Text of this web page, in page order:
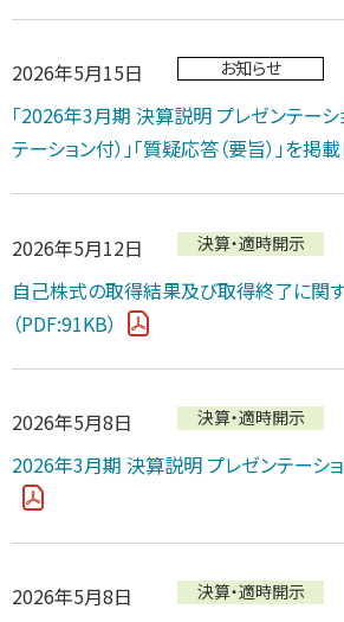
2026年5月15日 お知らせ
「2026年3月期 決算説明 プレゼンテーシ
テーション付）」「質疑応答（要旨）」を掲
2026年5月12日 決算・適時開示
自己株式の取得結果及び取得終了に関
（PDF:91KB）
2026年5月8日 決算・適時開示
2026年3月期 決算説明 プレゼンテーシ
2026年5月8日 決算・適時開示